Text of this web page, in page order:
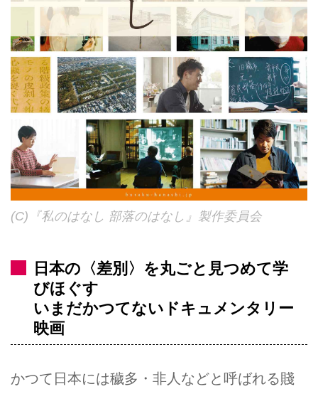
(C)『私のはなし 部落のはなし』製作委員会
日本の〈差別〉を丸ごと見つめて学
びほぐす
いまだかつてないドキュメンタリー
映画
かつて日本には穢多・非人などと呼ばれる賤